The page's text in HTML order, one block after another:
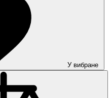
У вибране